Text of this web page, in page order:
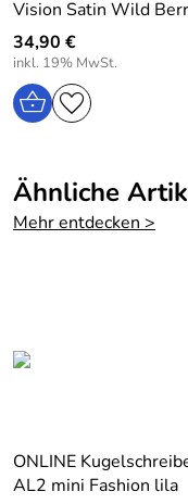
Die Lieferung erfolgt
Hersteller: ONLINE
Neumarkt, Moosweg
Vision Satin Wild
34,90 €
inkl. 19% MwSt.
Ähnliche
Mehr entdecken >
ONLINE
AL2 mini Fashion lila